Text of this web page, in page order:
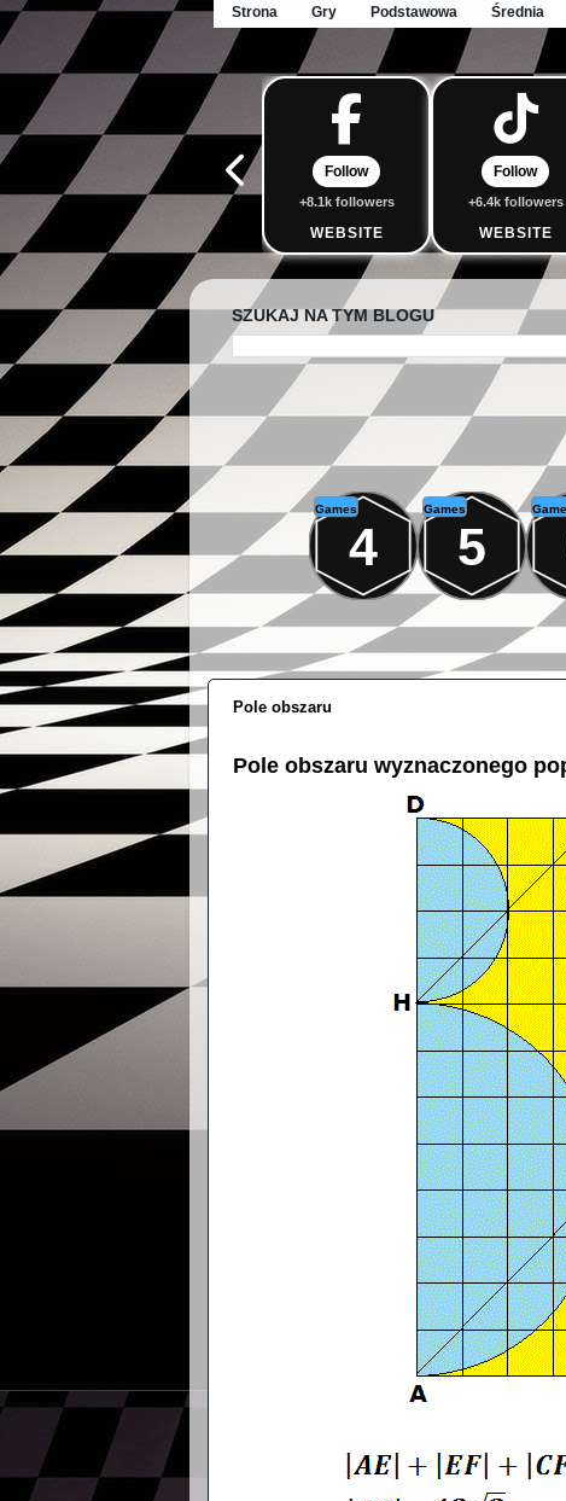
Strona Gry Podstawowa Średnia
Follow
+8.1k followers
WEBSITE
Follow
+6.4k followers
WEBSITE
SZUKAJ NA TYM BLOGU
Games
4
Games
5
Pole obszaru
Pole obszaru wyznaczonego